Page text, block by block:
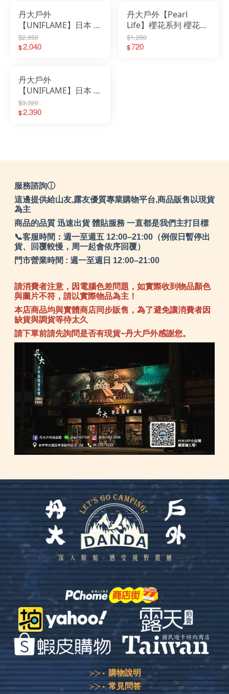
丹大戶外
【UNIFLAME】日本 一
單位焚火爐 U682999
｜烤肉｜野炊｜露營｜
$2,850
$2,040
丹大戶外【Pearl
Life】櫻花系列 櫻花琺
瑯手沖壺1.1L HB-2135
｜琺瑯｜茶壺｜咖啡壺
$1,280
$720
丹大戶外
【UNIFLAME】日本 不
鏽鋼火箭爐 U682982
｜烤肉｜野炊｜露營｜
$3,320
$2,390
服務諮詢ⓘ
這邊提供給山友,露友優質專業購物平台,商品販售以現貨
為主
商品的品質 迅速出貨 體貼服務 一直都是我們主打目標
📞客服時間：週一至週五 12:00–21:00（例假日暫停出
貨、回覆較慢，周一起會依序回覆）
門市營業時間 : 週一至週日 12:00–21:00
請消費者注意，因電腦色差問題，如實際收到物品顏色
與圖片不符，請以實際物品為主！
本店商品均與實體商店同步販售，為了避免讓消費者因
缺貨與調貨等待太久
請下單前請先詢問是否有現貨~丹大戶外感謝您。
購物說明
常見問答